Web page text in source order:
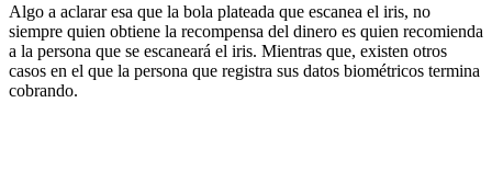
Algo a aclarar esa que la bola plateada que escanea el iris, no
siempre quien obtiene la recompensa del dinero es quien recomienda
a la persona que se escaneará el iris. Mientras que, existen otros
casos en el que la persona que registra sus datos biométricos termina
cobrando.